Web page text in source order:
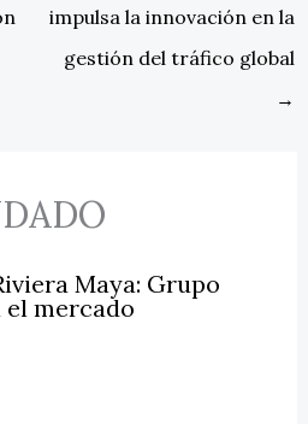
impulsa la innovación en la
gestión del tráfico global
→
Maya: Grupo
mercado